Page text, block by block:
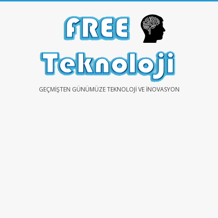
FREEGEÇMIŞTEN GÜNÜMÜZE TEKNOLOJI VE İNOVASYON